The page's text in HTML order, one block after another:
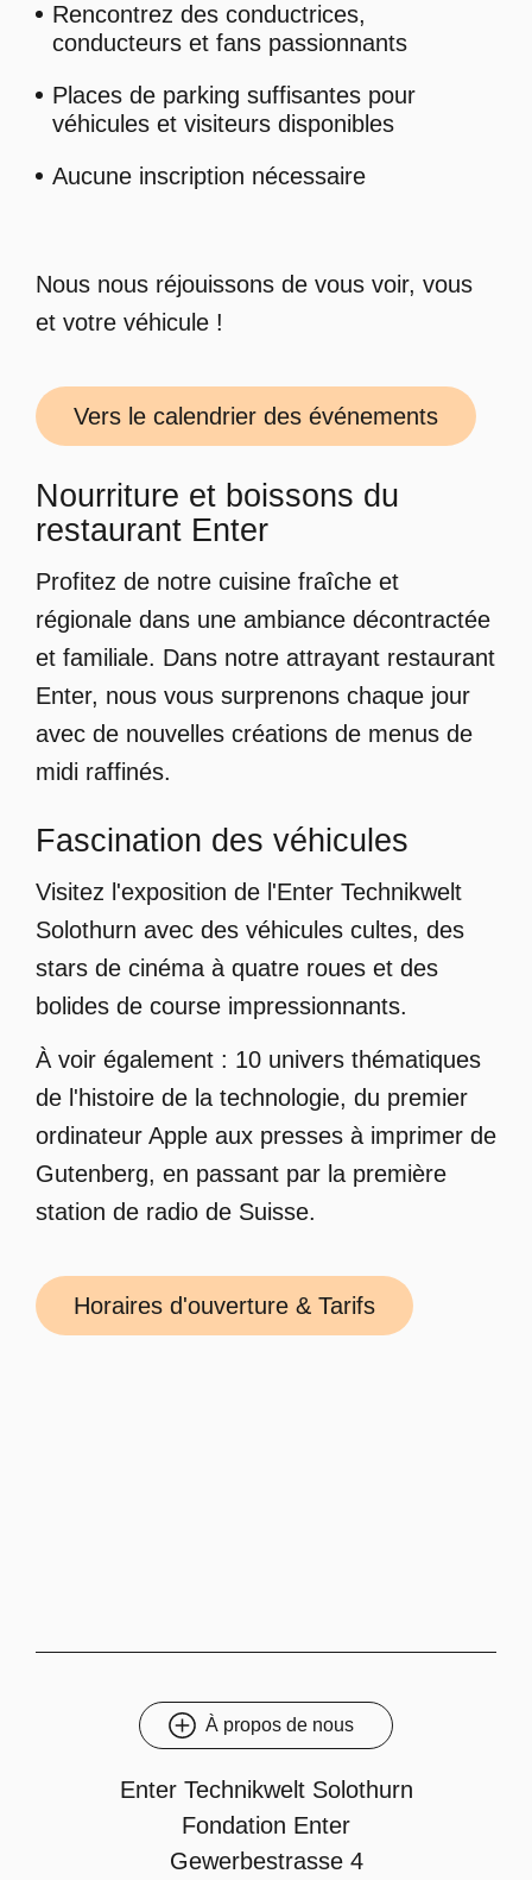
Rencontrez des conductrices,
conducteurs et fans passionnants
Places de parking suffisantes pour
véhicules et visiteurs disponibles
Aucune inscription nécessaire
Nous nous réjouissons de vous voir, vous
et votre véhicule !
Vers le calendrier des événements
Nourriture et boissons du
restaurant Enter
Profitez de notre cuisine fraîche et
régionale dans une ambiance décontractée
et familiale. Dans notre attrayant restaurant
Enter, nous vous surprenons chaque jour
avec de nouvelles créations de menus de
midi raffinés.
Fascination des véhicules
Visitez l'exposition de l'Enter Technikwelt
Solothurn avec des véhicules cultes, des
stars de cinéma à quatre roues et des
bolides de course impressionnants.
À voir également : 10 univers thématiques
de l'histoire de la technologie, du premier
ordinateur Apple aux presses à imprimer de
Gutenberg, en passant par la première
station de radio de Suisse.
Horaires d'ouverture & Tarifs
À propos de nous
Enter Technikwelt Solothurn
Fondation Enter
Gewerbestrasse 4